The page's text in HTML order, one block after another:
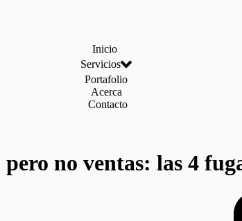
Inicio
Servicios
Portafolio
Acerca
Contacto
no ventas: las 4